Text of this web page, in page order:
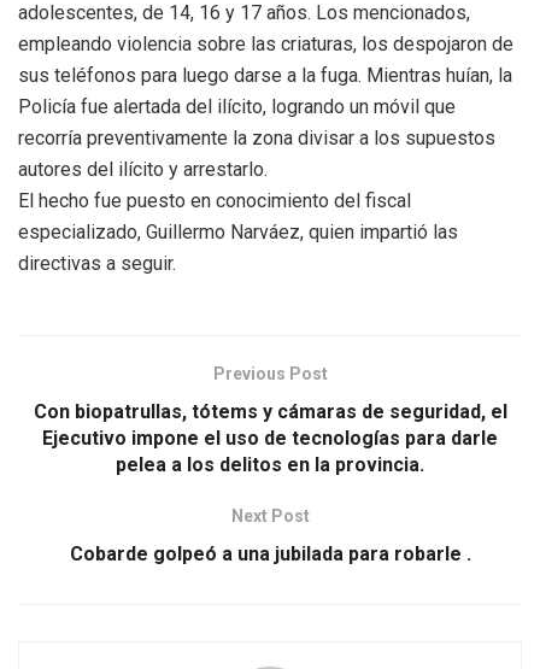
adolescentes, de 14, 16 y 17 años. Los mencionados,
empleando violencia sobre las criaturas, los despojaron de
sus teléfonos para luego darse a la fuga. Mientras huían, la
Policía fue alertada del ilícito, logrando un móvil que
recorría preventivamente la zona divisar a los supuestos
autores del ilícito y arrestarlo.
El hecho fue puesto en conocimiento del fiscal
especializado, Guillermo Narváez, quien impartió las
directivas a seguir.
Previous Post
Con biopatrullas, tótems y cámaras de seguridad, el
Ejecutivo impone el uso de tecnologías para darle
pelea a los delitos en la provincia.
Next Post
Cobarde golpeó a una jubilada para robarle .